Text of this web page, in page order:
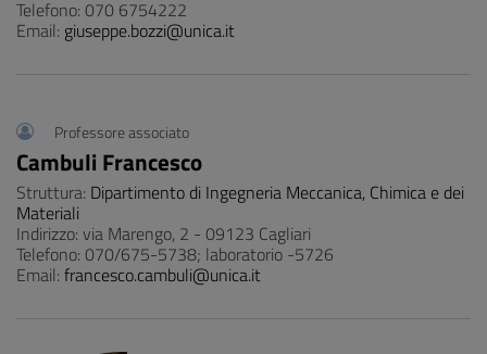
Telefono: 070 6754222
Email: giuseppe.bozzi@unica.it
Professore associato
Cambuli Francesco
Struttura: Dipartimento di Ingegneria Meccanica, Chimica e dei
Materiali
Indirizzo: via Marengo, 2 - 09123 Cagliari
Telefono: 070/675-5738; laboratorio -5726
Email: francesco.cambuli@unica.it